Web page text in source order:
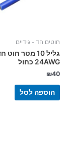
חוטים חד - גידיים
גליל 10 מטר חוט
24AWG כחול
₪40
הוספה לסל